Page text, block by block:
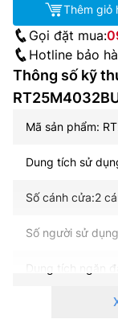
Thêm giỏ
Gọi đặt mua:
Hotline bảo
Thông số kỹ
Mã sản phẩm:
Dung tích sử
Số cánh cửa:2
Số người sử
Dung tích ngăn
Dung tích ngăn